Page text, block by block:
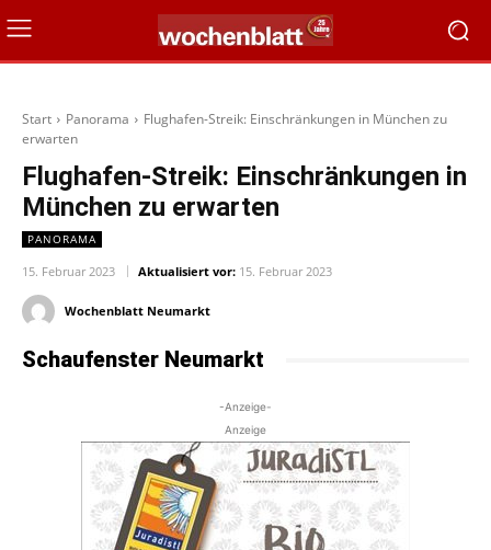
Start Panorama
Flughafen-Streik: Einschränkungen in München zu
erwarten
Flughafen-Streik: Einschränkungen in
München zu erwarten
PANORAMA
15. Februar 2023 Aktualisiert vor: 15. Februar 2023
Wochenblatt Neumarkt
Schaufenster Neumarkt
-Anzeige-
Anzeige